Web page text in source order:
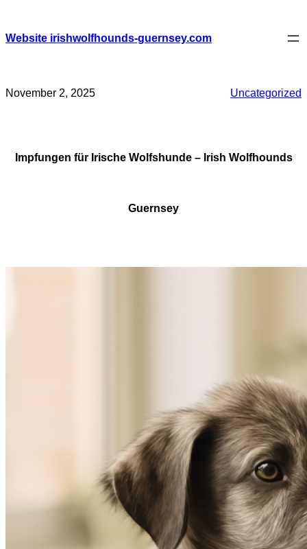
content
Website irishwolfhounds-guernsey.com
November 2, 2025 Uncategorized
Impfungen für Irische Wolfshunde – Irish Wolfhounds
Guernsey